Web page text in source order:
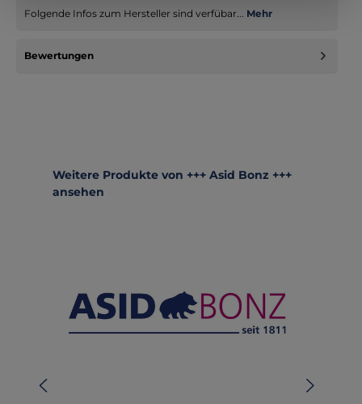
Folgende Infos zum Hersteller sind verfübar... Mehr
Bewertungen
Produktgalerie überspringen
Weitere Produkte von +++ Asid Bonz +++
ansehen